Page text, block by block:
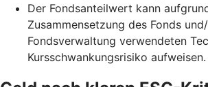
Der Fondsanteilwert kann
Zusammensetzung des Fonds
Fondsverwaltung verwendeten
Kursschwankungsrisiko aufweisen.